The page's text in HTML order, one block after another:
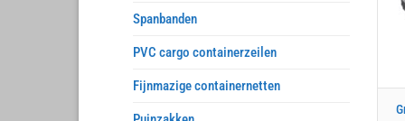
Spanbanden
PVC cargo containerzeilen
Fijnmazige containernetten